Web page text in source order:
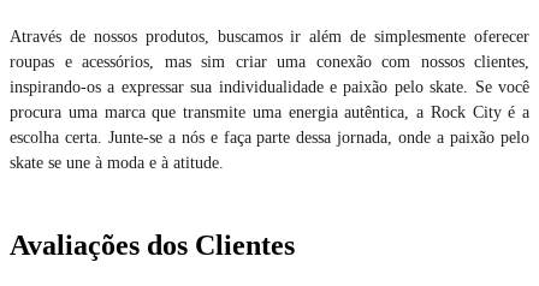
Através de nossos produtos, buscamos ir além de simplesmente oferecer
roupas e acessórios, mas sim criar uma conexão com nossos clientes,
inspirando-os a expressar sua individualidade e paixão pelo skate. Se você
procura uma marca que transmite uma energia autêntica, a Rock City é a
escolha certa. Junte-se a nós e faça parte dessa jornada, onde a paixão pelo
skate se une à moda e à atitude.
Avaliações dos Clientes